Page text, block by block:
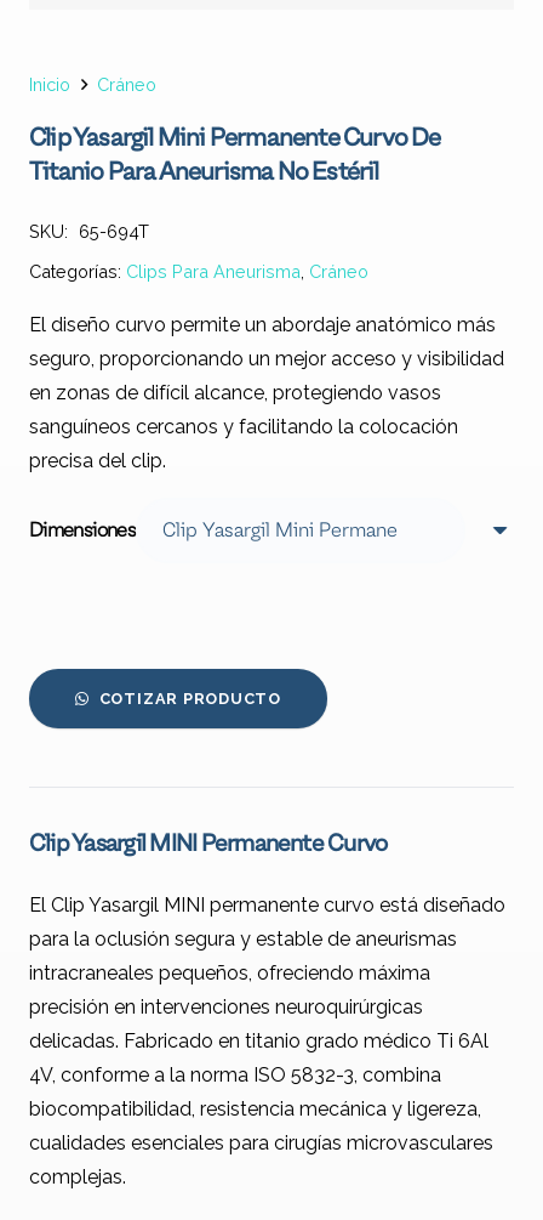
Inicio Cráneo
Clip Yasargil Mini Permanente Curvo De
Titanio Para Aneurisma No Estéril
SKU:
65-694T
Categorías: Clips Para Aneurisma Cráneo
El diseño curvo permite un abordaje anatómico más
seguro, proporcionando un mejor acceso y visibilidad
en zonas de difícil alcance, protegiendo vasos
sanguíneos cercanos y facilitando la colocación
precisa del clip.
Dimensiones
COTIZAR PRODUCTO
Clip Yasargil MINI Permanente Curvo
El Clip Yasargil MINI permanente curvo está diseñado
para la oclusión segura y estable de aneurismas
intracraneales pequeños, ofreciendo máxima
precisión en intervenciones neuroquirúrgicas
delicadas. Fabricado en titanio grado médico Ti 6Al
4V, conforme a la norma ISO 5832-3, combina
biocompatibilidad, resistencia mecánica y ligereza,
cualidades esenciales para cirugías microvasculares
complejas.